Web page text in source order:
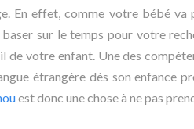
En effet, comme votre bébé va
sur le temps pour votre
de votre enfant. Une des
étrangère dès son enfance
est donc une chose à ne pas